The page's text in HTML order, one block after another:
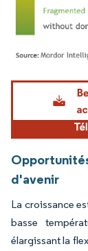
Image © Mordor
d'avenir
La croissance
basse
élargissant la